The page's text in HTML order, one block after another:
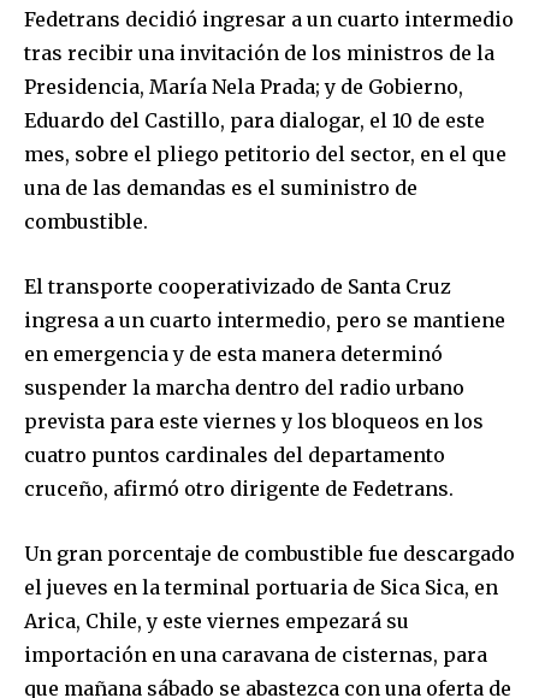
Join our community of
SUBSCRIBERS and be part of the
conversation.
Fedetrans decidió ingresar a un cuarto intermedio
tras recibir una invitación de los ministros de la
Presidencia, María Nela Prada; y de Gobierno,
Eduardo del Castillo, para dialogar, el 10 de este
mes, sobre el pliego petitorio del sector, en el que
una de las demandas es el suministro de
combustible.
El transporte cooperativizado de Santa Cruz
ingresa a un cuarto intermedio, pero se mantiene
en emergencia y de esta manera determinó
suspender la marcha dentro del radio urbano
prevista para este viernes y los bloqueos en los
cuatro puntos cardinales del departamento
cruceño, afirmó otro dirigente de Fedetrans.
Un gran porcentaje de combustible fue descargado
el jueves en la terminal portuaria de Sica Sica, en
Arica, Chile, y este viernes empezará su
importación en una caravana de cisternas, para
que mañana sábado se abastezca con una oferta de